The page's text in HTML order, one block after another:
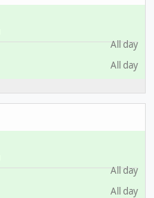
All day
All day
All day
All day